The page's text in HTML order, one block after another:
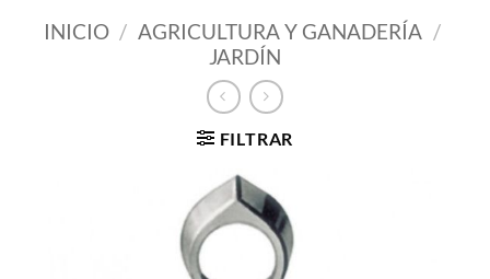
INICIO / AGRICULTURA Y GANADERÍA /
JARDÍN
FILTRAR